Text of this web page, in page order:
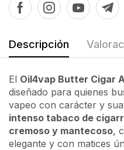
Descripción
El Oil4vap Butter Cigar
diseñado para quienes
vapeo con carácter y
intenso tabaco de
cremoso y mantecoso,
elegante y con matices